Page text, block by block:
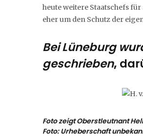
heute weitere Staatschefs
eher um den Schutz der
Bei Lüneburg
geschrieben,
Foto zeigt Oberstleutnant
Foto: Urheberschaft